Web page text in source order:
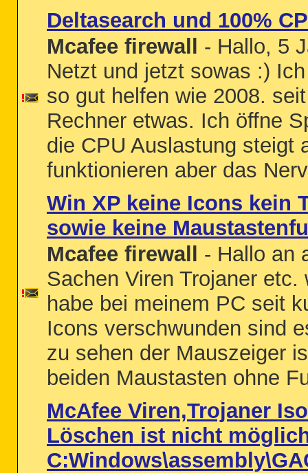
Deltasearch und 100%
Mcafee firewall
- Hallo, 5
Netzt und jetzt sowas :)
so gut helfen wie 2008.
Rechner etwas. Ich öffne
die CPU Auslastung steigt
funktionieren aber das
Win XP keine Icons kein
sowie keine
Mcafee firewall
- Hallo an
Sachen Viren Trojaner
habe bei meinem PC seit
Icons verschwunden sind
zu sehen der Mauszeiger
beiden Maustasten ohne
McAfee Viren,Trojaner
Löschen ist nicht